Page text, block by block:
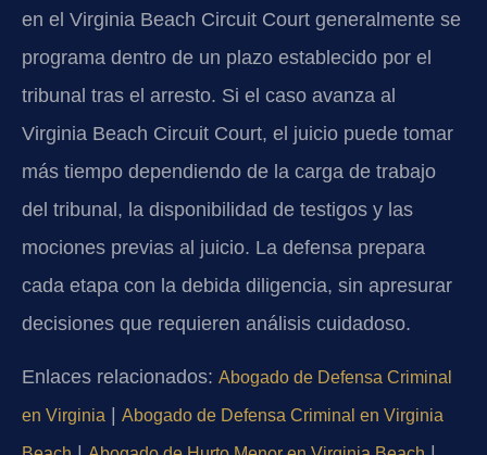
en el Virginia Beach Circuit Court generalmente se
programa dentro de un plazo establecido por el
tribunal tras el arresto. Si el caso avanza al
Virginia Beach Circuit Court, el juicio puede tomar
más tiempo dependiendo de la carga de trabajo
del tribunal, la disponibilidad de testigos y las
mociones previas al juicio. La defensa prepara
cada etapa con la debida diligencia, sin apresurar
decisiones que requieren análisis cuidadoso.
Enlaces relacionados: Abogado de Defensa Criminal
en Virginia Abogado de Defensa Criminal en Virginia